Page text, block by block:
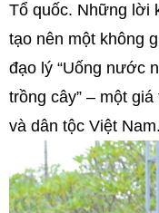
Tổ quốc. Những lời
tạo nên một không
đạo lý “Uống nước
trồng cây” – một
và dân tộc Việt Nam.